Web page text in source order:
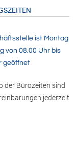
ist Montag
von 08.00 Uhr bis
geöffnet
der Bürozeiten sind
jederzeit